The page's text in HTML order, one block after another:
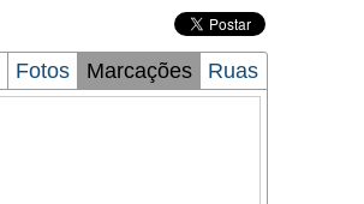
Fotos Marcações Ruas